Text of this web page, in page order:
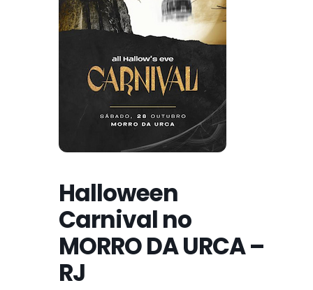
Halloween
Carnival no
MORRO DA URCA –
RJ